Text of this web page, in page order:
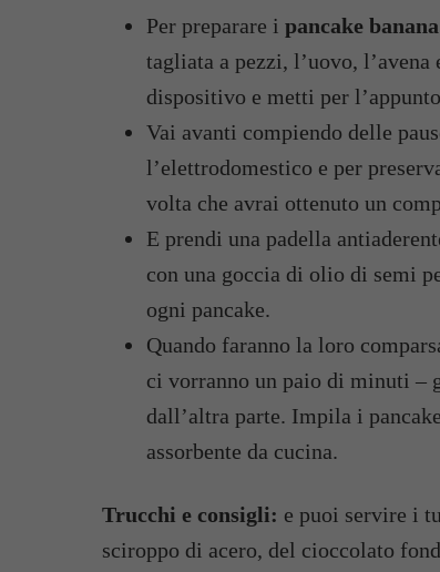
Per preparare i pancake
tagliata a pezzi, l’uovo,
dispositivo e metti per
Vai avanti compiendo delle
l’elettrodomestico e per
volta che avrai ottenuto un
E prendi una padella
con una goccia di olio di semi
ogni pancake.
Quando faranno la loro
ci vorranno un paio di minuti –
dall’altra parte. Impila i
assorbente da cucina.
Trucchi e consigli: e puoi servire i
sciroppo di acero, del cioccolato